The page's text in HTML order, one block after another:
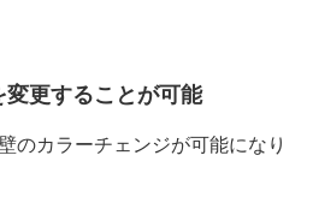
更することが可能
のカラーチェンジが可能になり